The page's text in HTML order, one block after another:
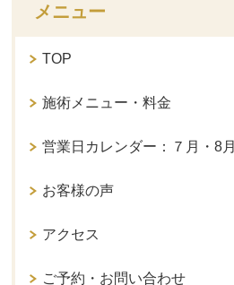
メニュー
TOP
施術メニュー・料金
営業日カレンダー：７月・8月
お客様の声
アクセス
ご予約・お問い合わせ